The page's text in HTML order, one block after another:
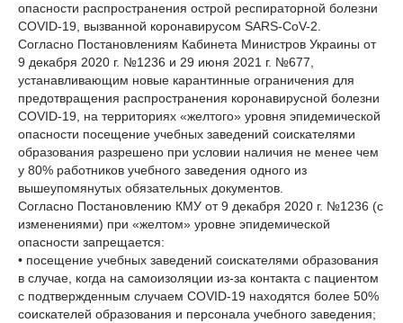
опасности распространения острой респираторной болезни
COVID-19, вызванной коронавирусом SARS-CoV-2.
Согласно Постановлениям Кабинета Министров Украины от
9 декабря 2020 г. №1236 и 29 июня 2021 г. №677,
устанавливающим новые карантинные ограничения для
предотвращения распространения коронавирусной болезни
COVID-19, на территориях «желтого» уровня эпидемической
опасности посещение учебных заведений соискателями
образования разрешено при условии наличия не менее чем
у 80% работников учебного заведения одного из
вышеупомянутых обязательных документов.
Согласно Постановлению КМУ от 9 декабря 2020 г. №1236 (с
изменениями) при «желтом» уровне эпидемической
опасности запрещается:
• посещение учебных заведений соискателями образования
в случае, когда на самоизоляции из-за контакта с пациентом
с подтвержденным случаем COVID-19 находятся более 50%
соискателей образования и персонала учебного заведения;